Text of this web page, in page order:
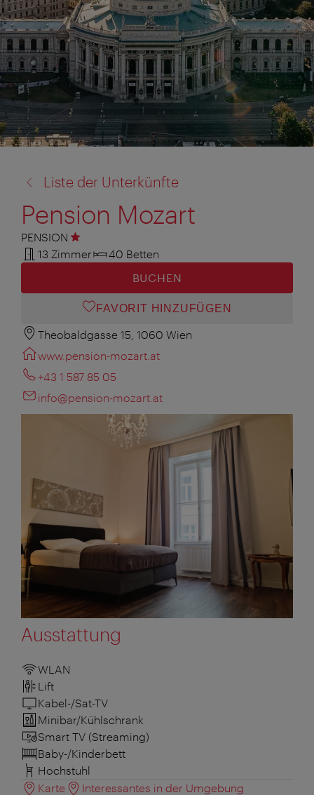
zu:
Liste der Unterkünfte
Pension Mozart
PENSION 1 Stern
13 Zimmer
40 Betten
BUCHEN
FAVORIT HINZUFÜGEN
Theobaldgasse 15, 1060 Wien
www.pension-mozart.at
+43 1 587 85 05
info@pension-mozart.at
Ausstattung
WLAN
Lift
Kabel-/Sat-TV
Minibar/Kühlschrank
Smart TV (Streaming)
Baby-/Kinderbett
Hochstuhl
Karte
Interessantes in der Umgebung